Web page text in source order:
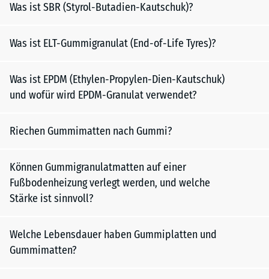
Was ist SBR (Styrol-Butadien-Kautschuk)?
Was ist ELT-Gummigranulat (End-of-Life Tyres)?
Was ist EPDM (Ethylen-Propylen-Dien-Kautschuk)
und wofür wird EPDM-Granulat verwendet?
Riechen Gummimatten nach Gummi?
Können Gummigranulatmatten auf einer
Fußbodenheizung verlegt werden, und welche
Stärke ist sinnvoll?
Welche Lebensdauer haben Gummiplatten und
Gummimatten?